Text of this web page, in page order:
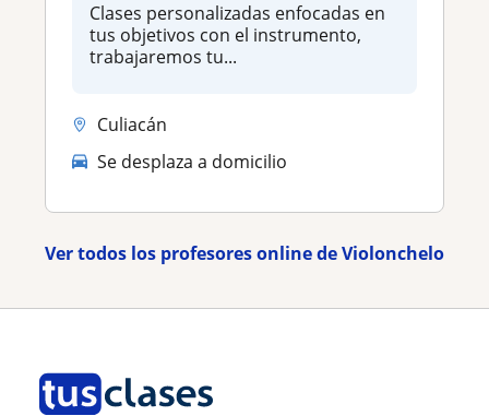
Clases personalizadas enfocadas en
tus objetivos con el instrumento,
trabajaremos tu...
Culiacán
Se desplaza a domicilio
Ver todos los profesores online de Violonchelo